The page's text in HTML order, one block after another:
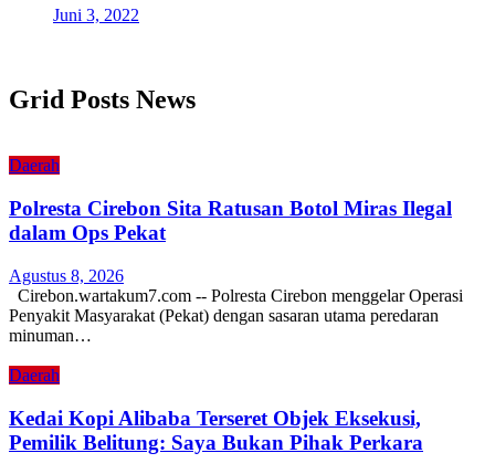
Juni 3, 2022
Grid Posts News
Daerah
Polresta Cirebon Sita Ratusan Botol Miras Ilegal
dalam Ops Pekat
Agustus 8, 2026
Cirebon.wartakum7.com -- Polresta Cirebon menggelar Operasi
Penyakit Masyarakat (Pekat) dengan sasaran utama peredaran
minuman…
Daerah
Kedai Kopi Alibaba Terseret Objek Eksekusi,
Pemilik Belitung: Saya Bukan Pihak Perkara